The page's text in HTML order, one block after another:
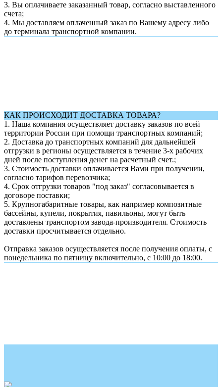
3. Вы оплачиваете заказанный товар, согласно выставленного
счета;
4. Мы доставляем оплаченный заказ по Вашему адресу либо
до терминала транспортной компании.
КАК ПРОИСХОДИТ ДОСТАВКА ТОВАРА?
1. Наша компания осуществляет доставку заказов по всей
территории России при помощи транспортных компаний;
2. Доставка до транспортных компаний для дальнейшей
отгрузки в регионы осуществляется в течение 3-х рабочих
дней после поступления денег на расчетный счет.;
3. Стоимость доставки оплачивается Вами при получении,
согласно тарифов перевозчика;
4. Срок отгрузки товаров "под заказ" согласовывается в
договоре поставки;
5. Крупногабаритные товары, как например композитные
бассейны, купели, покрытия, павильоны, могут быть
доставлены транспортом завода-производителя. Стоимость
доставки просчитывается отдельно.
Отправка заказов осуществляется после получения оплаты, с
понедельника по пятницу включительно, с 10:00 до 18:00.